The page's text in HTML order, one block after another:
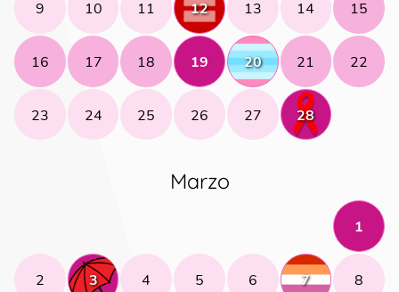
9 10 11 12 13 14 15
16 17 18 19 20 21 22
23 24 25 26 27 28
Marzo
1
2 3 4 5 6 7 8